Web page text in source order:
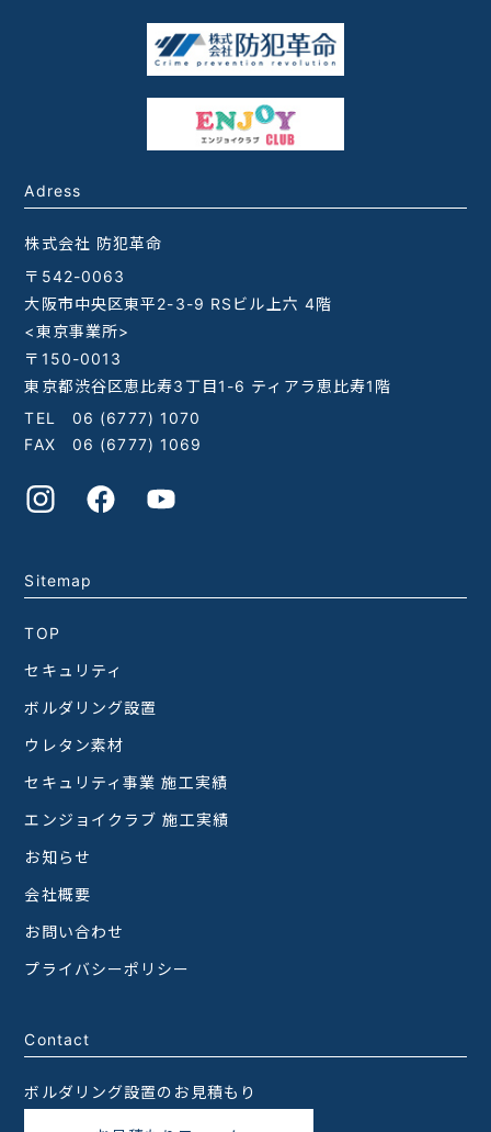
Adress
株式会社 防犯革命
〒542-0063
大阪市中央区東平2-3-9 RSビル上六 4階
<東京事業所>
〒150-0013
東京都渋谷区恵比寿3丁目1-6 ティアラ恵比寿1階
TEL 06 (6777) 1070
FAX 06 (6777) 1069
Sitemap
TOP
セキュリティ
ボルダリング設置
ウレタン素材
セキュリティ事業 施工実績
エンジョイクラブ 施工実績
お知らせ
会社概要
お問い合わせ
プライバシーポリシー
Contact
ボルダリング設置のお見積もり